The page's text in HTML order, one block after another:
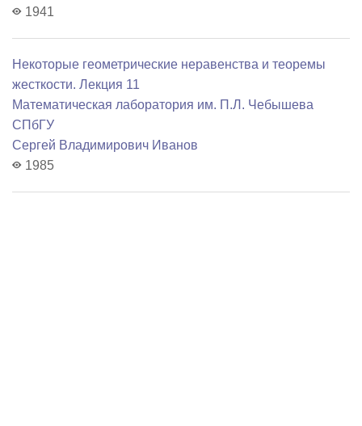
1941
Некоторые геометрические неравенства и теоремы
жесткости. Лекция 11
Математичеcкая лаборатория им. П.Л. Чебышева
СПбГУ
Сергей Владимирович Иванов
1985